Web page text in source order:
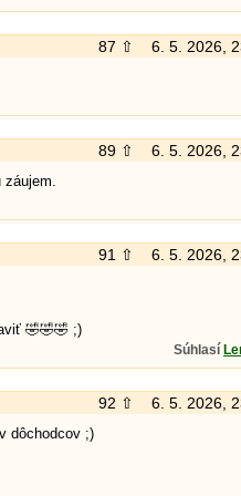
87 ⇧ 6. 5. 2026,
89 ⇧ 6. 5. 2026,
záujem.
91 ⇧ 6. 5. 2026,
🤣🤣🤣 ;)
Súhlasí
92 ⇧ 6. 5. 2026,
dôchodcov ;)